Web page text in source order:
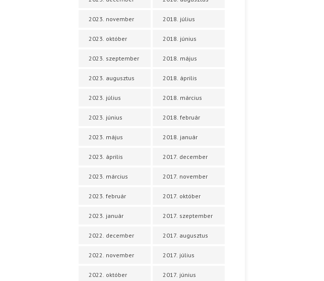
2023. november
2023. október
2023. szeptember
2023. augusztus
2023. július
2023. június
2023. május
2023. április
2023. március
2023. február
2023. január
2022. december
2022. november
2022. október
2018. július
2018. június
2018. május
2018. április
2018. március
2018. február
2018. január
2017. december
2017. november
2017. október
2017. szeptember
2017. augusztus
2017. július
2017. június